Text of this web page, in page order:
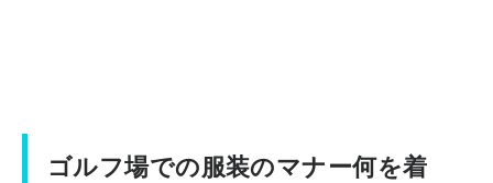
ゴルフ場での服装のマナー何を着